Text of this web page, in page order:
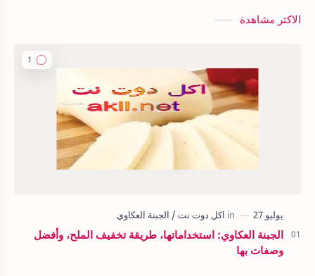
الاكثر مشاهدة
الجبنة العكاوي: استخداماتها، طريقة تخفيف الملح، وأفضل
وصفات بها